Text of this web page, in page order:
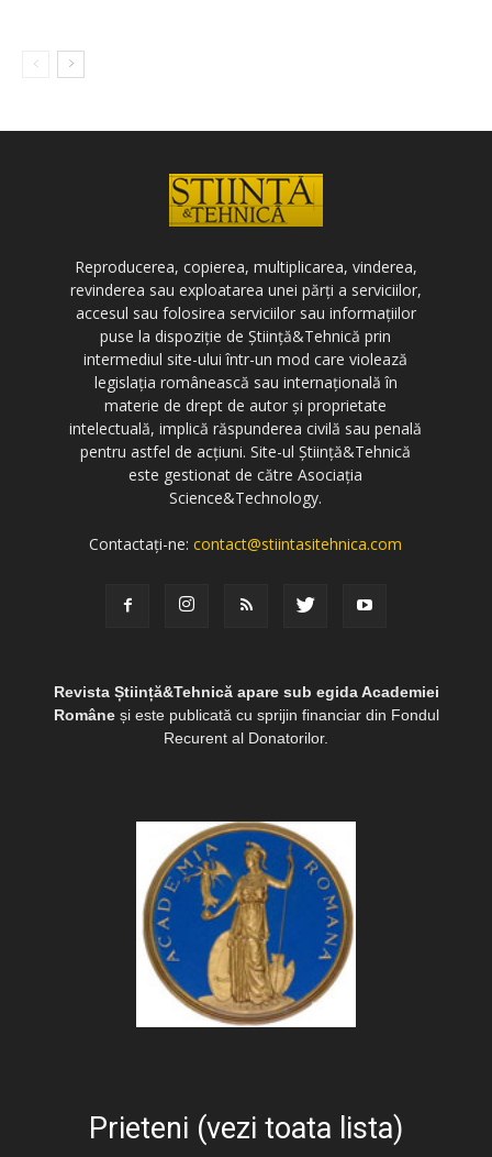
Reproducerea, copierea, multiplicarea, vinderea,
revinderea sau exploatarea unei părți a serviciilor,
accesul sau folosirea serviciilor sau informațiilor
puse la dispoziție de Știință&Tehnică prin
intermediul site-ului într-un mod care violează
legislația românească sau internațională în
materie de drept de autor și proprietate
intelectuală, implică răspunderea civilă sau penală
pentru astfel de acțiuni. Site-ul Știință&Tehnică
este gestionat de către Asociația
Science&Technology.
Contactați-ne:contact@stiintasitehnica.com
Revista Știință&Tehnică apare sub egida Academiei
Româneși este publicată cu sprijin financiar din Fondul
Recurent al Donatorilor.
Prieteni (vezi toata lista)